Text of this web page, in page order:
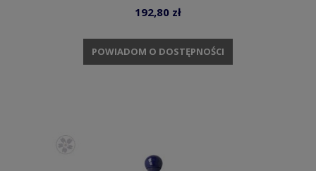
192,80 zł
POWIADOM O DOSTĘPNOŚCI